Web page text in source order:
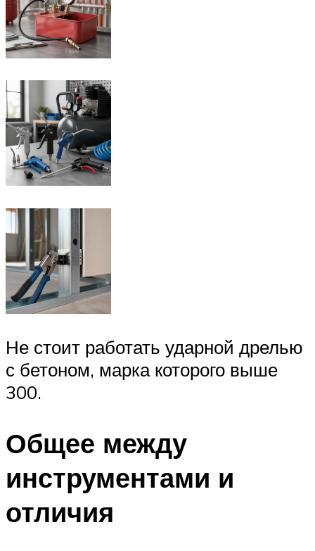
Не стоит работать ударной дрелью
с бетоном, марка которого выше
300.
Общее между
инструментами и
отличия